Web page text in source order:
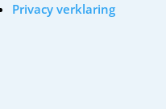
Privacy verklaring